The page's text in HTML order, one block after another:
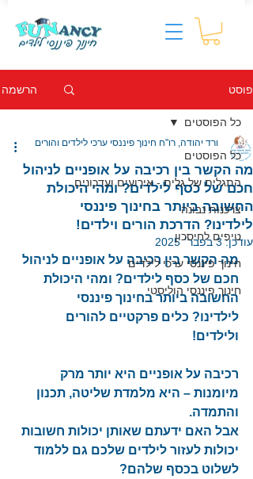
פוסט הרשמה
כל הפוסטים
התגלית של גלית - אירועים ועדכונים
צרכנות נבונה
טיפים לחיסכון
חינוך פיננסי ערכי לילדים
חינוך פיננסי הוליסטי
כל הפוסטים
מה הקשר בין רכיבה על אופניים לניהול
חכם של כסף לילדים? ומהי היכולת
החשובה ביותר בחינוך פיננסי
לילדינו? הדרכת הורים וילדים!
ורד יהודה, רו"ח חינוך פיננסי ערכי לילדים והורים
עודכן: 3 בפבר׳ 2025
מה הקשר בין רכיבה על אופניים לניהול
חכם של כסף לילדים? ומהי היכולת
החשובה ביותר בחינוך פיננסי
לילדינו? כלים פרקטיים להורים
ולילדים!
רכיבה על אופניים היא יותר מרק
מיומנות – היא מלמדת שליטה, תכנון
והתמדה.
אבל האם ידעתם שאותן יכולות חשובות
יכולות לעזור לילדים שלכם גם ללמוד
לשלוט בכסף שלהם?